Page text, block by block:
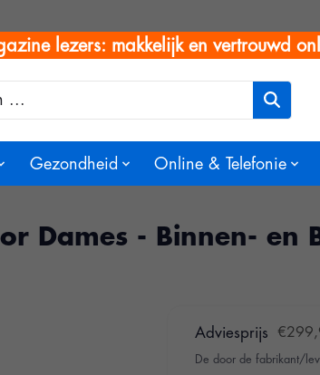
lezers: makkelijk en vertrouwd
Gezondheid Online & Telefonie
Dames - Binnen- en
Adviesprijs
De door de fabrikant/